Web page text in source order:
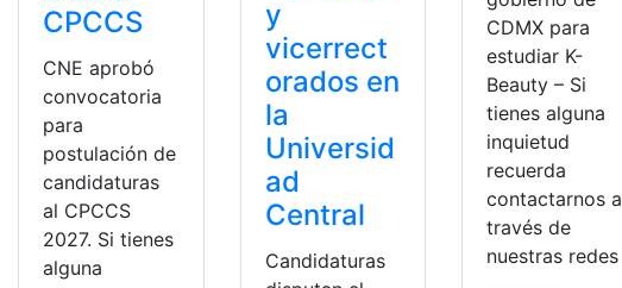
CPCCS
CNE aprobó
convocatoria
para
postulación de
candidaturas
al CPCCS
2027. Si tienes
alguna
y
vicerrect
orados en
la
Universid
ad
Central
Candidaturas
CDMX para
estudiar K-
Beauty – Si
tienes alguna
inquietud
recuerda
contactarnos a
través de
nuestras redes